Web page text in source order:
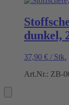
dunkel,
37,90 € / Stk.
Art.Nr.: ZB-